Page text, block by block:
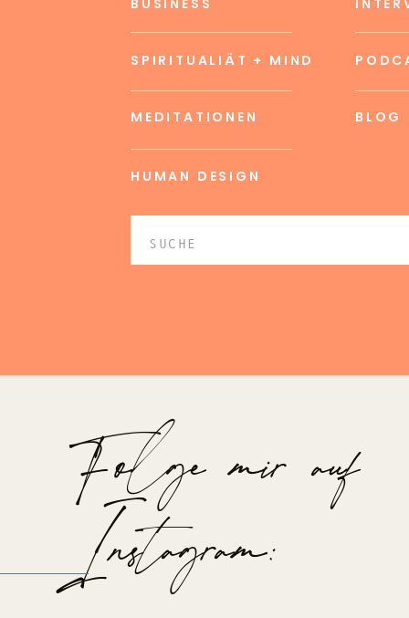
MEDITATIONEN
SPIRITUALIÄT + MIND
BUSINESS
BLOG
Search
HUMAN DESIGN
Folge mir auf
Instagram: